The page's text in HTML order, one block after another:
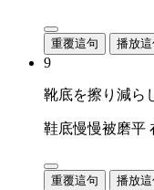
重覆這句 播放這
9
靴底を擦り減ら
鞋底慢慢被磨平
重覆這句 播放這